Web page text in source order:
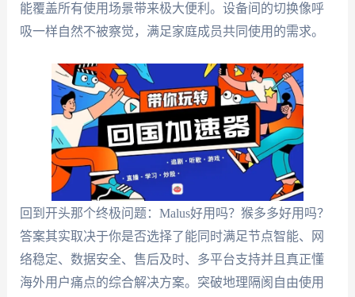
能覆盖所有使用场景带来极大便利。设备间的切换像呼
吸一样自然不被察觉，满足家庭成员共同使用的需求。
回到开头那个终极问题：Malus好用吗？猴多多好用吗？
答案其实取决于你是否选择了能同时满足节点智能、网
络稳定、数据安全、售后及时、多平台支持并且真正懂
海外用户痛点的综合解决方案。突破地理隔阂自由使用